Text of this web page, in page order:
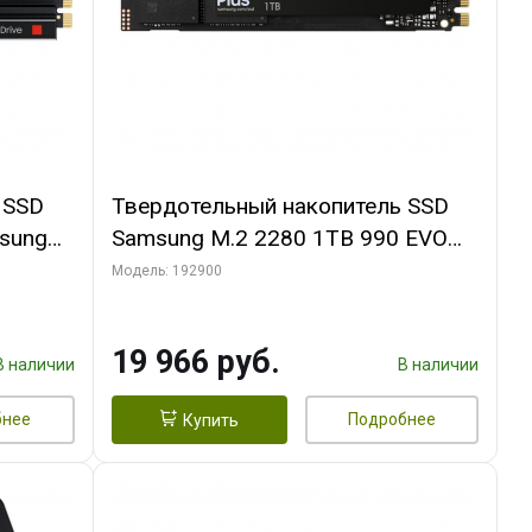
наличии
Твердотельный накопитель SSD
Samsung M.2 2280 1TB 990 EVO
PLUS
Модель: 192900
19 966 руб. В наличии
Купить Подробнее